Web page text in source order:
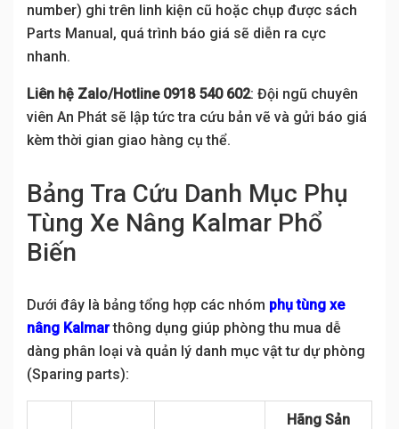
number) ghi trên linh kiện cũ hoặc chụp được sách
Parts Manual, quá trình báo giá sẽ diễn ra cực
nhanh.
Liên hệ Zalo/Hotline 0918 540 602: Đội ngũ chuyên
viên An Phát sẽ lập tức tra cứu bản vẽ và gửi báo giá
kèm thời gian giao hàng cụ thể.
Bảng Tra Cứu Danh Mục Phụ
Tùng Xe Nâng Kalmar Phổ
Biến
Dưới đây là bảng tổng hợp các nhóm phụ tùng xe
nâng Kalmarthông dụng giúp phòng thu mua dễ
dàng phân loại và quản lý danh mục vật tư dự phòng
(Sparing parts):
Hãng Sản